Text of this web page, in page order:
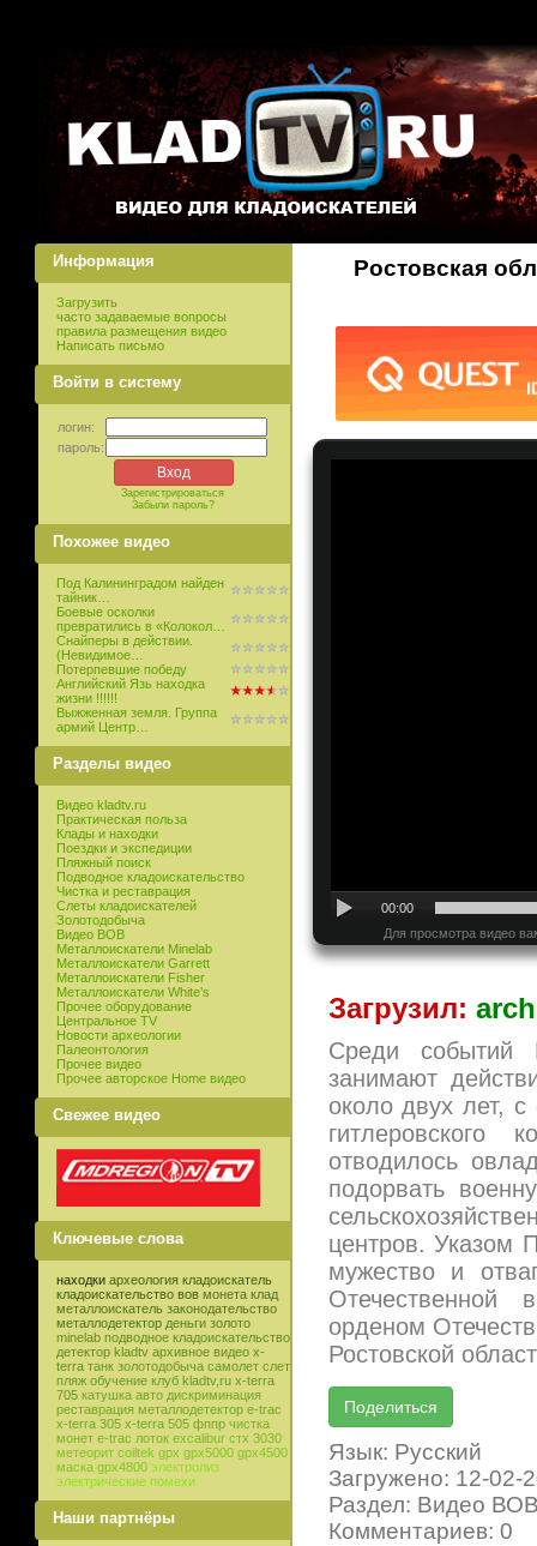
Информация
Загрузить
часто задаваемые вопросы
правила размещения видео
Написать письмо
Войти в систему
логин:
пароль:
Зарегистрироваться
Забыли пароль?
Похожее видео
Под Калининградом найден
тайник…
Боевые осколки
превратились в «Колокол…
Снайперы в действии.
(Невидимое…
Потерпевшие победу
Английский Язь находка
жизни !!!!!!
Выжженная земля. Группа
армий Центр…
Разделы видео
Видео kladtv.ru
Практическая польза
Клады и находки
Поездки и экспедиции
Пляжный поиск
Подводное кладоискательство
Чистка и реставрация
Слеты кладоискателей
Золотодобыча
Видео ВОВ
Металлоискатели Minelab
Металлоискатели Garrett
Металлоискатели Fisher
Металлоискатели White’s
Прочее оборудование
Центральное TV
Новости археологии
Палеонтология
Прочее видео
Прочее авторское Home видео
Свежее видео
Ключевые слова
находки археология кладоискатель
кладоискательство вов монета клад
металлоискатель законодательство
металлодетектор деньги золото
minelab подводное кладоискательство
детектор kladtv архивное видео x-
terra танк золотодобыча самолет слет
пляж обучение клуб kladtv,ru x-terra
705 катушка авто дискриминация
реставрация металлодетектор e-trac
x-terra 305 x-terra 505 фппр чистка
монет e-trac лоток excalibur стх 3030
метеорит coiltek gpx gpx5000 gpx4500
маска gpx4800 электролиз
электрические помехи
Наши партнёры
Ростовская
00:00
Для просмотра видео
Загрузил:
Среди событий
занимают
около двух лет,
гитлеровского
отводилось
подорвать
центров. Указом
мужество и
Отечественной
орденом
Ростовской
Язык: Русский
Загружено: 12-02-
Раздел: Видео
Комментариев: 0